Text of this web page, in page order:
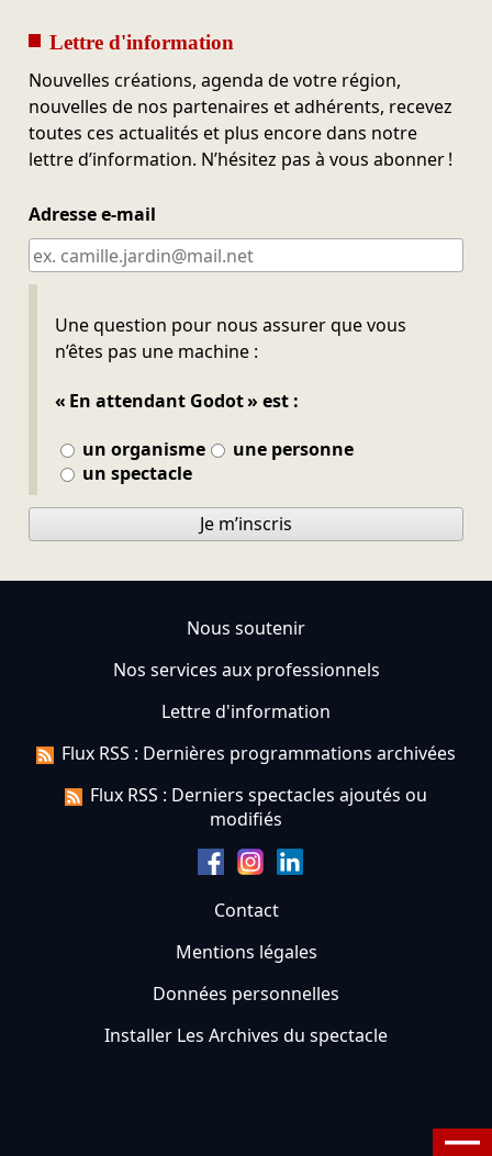
Lettre d'information
Nouvelles créations, agenda de votre région,
nouvelles de nos partenaires et adhérents, recevez
toutes ces actualités et plus encore dans notre
lettre d’information. N’hésitez pas à vous abonner !
Adresse e-mail
Une question pour nous assurer que vous
n’êtes pas une machine :
« En attendant Godot » est :
un organisme
une personne
un spectacle
Ne pas remplir
Je m’inscris
Nous soutenir
Nos services aux professionnels
Lettre d'information
Flux RSS : Dernières programmations archivées
Flux RSS : Derniers spectacles ajoutés ou
modifiés
Contact
Mentions légales
Données personnelles
Installer Les Archives du spectacle